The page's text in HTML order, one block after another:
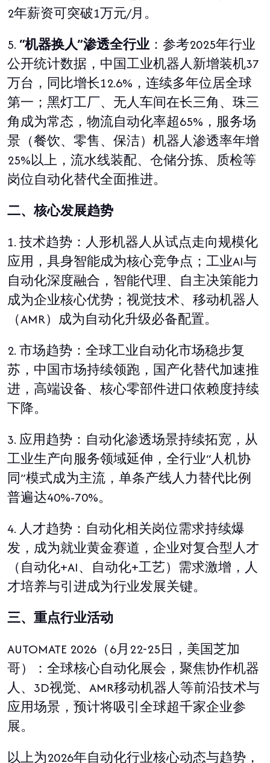
2年薪资可突破1万元/月。
5. “机器换人”渗透全行业 ：参考2025年行业
公开统计数据，中国工业机器人新增装机37
万台，同比增长12.6% ，连续多年位居全球
第一；黑灯工厂、无人车间在长三角、珠三
角成为常态，物流自动化率超65% ，服务场
景（餐饮、零售、保洁）机器人渗透率年增
25%以上，流水线装配、仓储分拣、质检等
岗位自动化替代全面推进。
二、核心发展趋势
1. 技术趋势：人形机器人从试点走向规模化
应用，具身智能成为核心竞争点；工业AI与
自动化深度融合，智能代理、自主决策能力
成为企业核心优势；视觉技术、移动机器人
（AMR）成为自动化升级必备配置。
2. 市场趋势：全球工业自动化市场稳步复
苏，中国市场持续领跑，国产化替代加速推
进，高端设备、核心零部件进口依赖度持续
下降。
3. 应用趋势：自动化渗透场景持续拓宽，从
工业生产向服务领域延伸，全行业“人机协
同”模式成为主流，单条产线人力替代比例
普遍达40%-70%。
4. 人才趋势：自动化相关岗位需求持续爆
发，成为就业黄金赛道，企业对复合型人才
（自动化+AI、自动化+工艺）需求激增，人
才培养与引进成为行业发展关键。
三、重点行业活动
AUTOMATE 2026 （6月 22-25日，美国芝加
哥）：全球核心自动化展会，聚焦协作机器
人、 3D视觉、 AMR移动机器人等前沿技术与
应用场景，预计将吸引全球超千家企业参
展。
以上为2026年自动化行业核心动态与趋势，